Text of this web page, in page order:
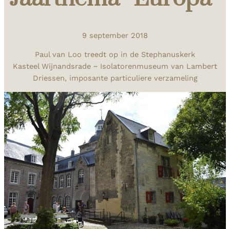
9 september 2018
Paul van Loo treedt op in de Stephanuskerk
Kasteel Wijnandsrade ~ Isolatorenmuseum van Lambert
Driessen, imposante particuliere verzameling